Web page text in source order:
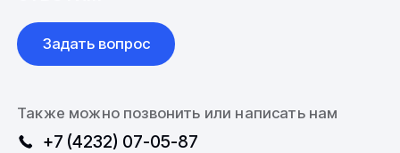
Задать вопрос
Также можно позвонить или написать нам
+7 (4232) 07-05-87